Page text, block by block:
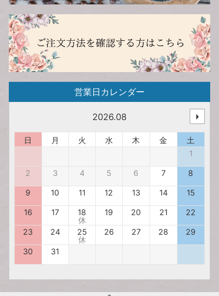
営業日カレンダー
2026.08
日 月 火 水 木 金
土
1
2
3 4 5 6 7
8
9
10 11 12 13 14
15
16
17
18
休
19 20 21
22
23
24
25
休
26 27 28
29
30
31